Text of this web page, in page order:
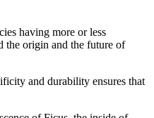
having more or less
the origin and the future of
and durability ensures that